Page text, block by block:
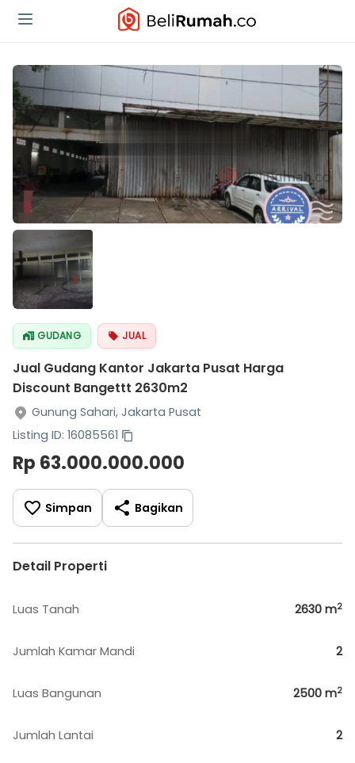
GUDANG JUAL
Jual Gudang Kantor Jakarta Pusat Harga
Discount Bangettt 2630m2
Gunung Sahari, Jakarta Pusat
Listing ID: 16085561
Rp 63.000.000.000
Simpan Bagikan
Detail Properti
Luas Tanah 2630 m2
Jumlah Kamar Mandi 2
Luas Bangunan 2500 m2
Jumlah Lantai 2